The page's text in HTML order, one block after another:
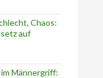
Chaos:
auf
Männergriff: